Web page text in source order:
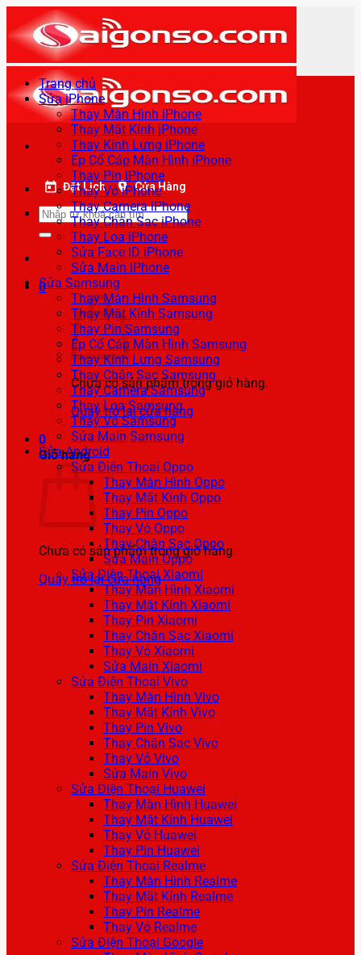
qua
nội
dung
Đặt Lịch Cửa Hàng
Tìm
kiếm:
0
Chưa có sản phẩm trong giỏ hàng.
Quay trở lại cửa hàng
0
Giỏ hàng
Chưa có sản phẩm trong giỏ hàng.
Quay trở lại cửa hàng
Trang chủ
Sửa iPhone
Thay Màn Hình iPhone
Thay Mặt Kính iPhone
Thay Kính Lưng iPhone
Ép Cổ Cáp Màn Hình iPhone
Thay Pin iPhone
Thay Vỏ iPhone
Thay Camera iPhone
Thay Chân Sạc iPhone
Thay Loa iPhone
Sửa Face ID iPhone
Sửa Main iPhone
Sửa Samsung
Thay Màn Hình Samsung
Thay Mặt Kính Samsung
Thay Pin Samsung
Ép Cổ Cáp Màn Hình Samsung
Thay Kính Lưng Samsung
Thay Chân Sạc Samsung
Thay Camera Samsung
Thay Loa Samsung
Thay Vỏ Samsung
Sửa Main Samsung
Sửa Android
Sửa Điện Thoại Oppo
Thay Màn Hình Oppo
Thay Mặt Kính Oppo
Thay Pin Oppo
Thay Vỏ Oppo
Thay Chân Sạc Oppo
Sửa Main Oppo
Sửa Điện Thoại Xiaomi
Thay Màn Hình Xiaomi
Thay Mặt Kính Xiaomi
Thay Pin Xiaomi
Thay Chân Sạc Xiaomi
Thay Vỏ Xiaomi
Sửa Main Xiaomi
Sửa Điện Thoại Vivo
Thay Màn Hình Vivo
Thay Mặt Kính Vivo
Thay Pin Vivo
Thay Chân Sạc Vivo
Thay Vỏ Vivo
Sửa Main Vivo
Sửa Điện Thoại Huawei
Thay Màn Hình Huawei
Thay Mặt Kính Huawei
Thay Vỏ Huawei
Thay Pin Huawei
Sửa Điện Thoại Realme
Thay Màn Hình Realme
Thay Mặt Kính Realme
Thay Pin Realme
Thay Vỏ Realme
Sửa Điện Thoại Google